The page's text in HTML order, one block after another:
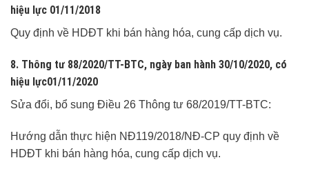
hiệu lực 01/11/2018
Quy định về HDĐT khi bán hàng hóa, cung cấp dịch vụ.
8. Thông tư 88/2020/TT-BTC, ngày ban hành 30/10/2020, có
hiệu lực01/11/2020
Sửa đổi, bổ sung Điều 26 Thông tư 68/2019/TT-BTC:
Hướng dẫn thực hiện NĐ119/2018/NĐ-CP quy định về
HDĐT khi bán hàng hóa, cung cấp dịch vụ.